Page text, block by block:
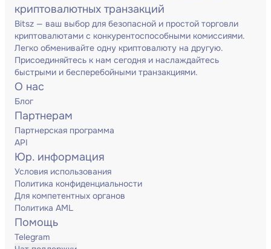
криптовалютных транзакций
Bitsz — ваш выбор для безопасной и простой торговли
криптовалютами с конкурентоспособными комиссиями.
Легко обменивайте одну криптовалюту на другую.
Присоединяйтесь к нам сегодня и наслаждайтесь
быстрыми и бесперебойными транзакциями.
О нас
Блог
Партнерам
Партнерская программа
API
Юр. информация
Условия использования
Политика конфиденциальности
Для компетентных органов
Политика AML
Помощь
Telegram